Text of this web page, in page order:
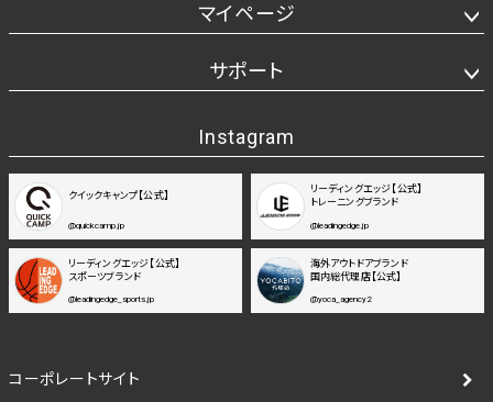
マイページ
サポート
Instagram
クイックキャンプ【公式】
@quickcamp.jp
リーディングエッジ【公式】
トレーニングブランド
@leadingedge.jp
リーディングエッジ【公式】
スポーツブランド
@leadingedge_sports.jp
海外アウトドアブランド
国内総代理店【公式】
@yoca_agency2
コーポレートサイト